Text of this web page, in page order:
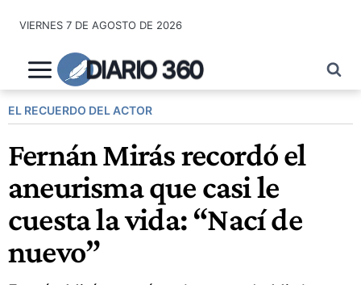
contenido
VIERNES 7 DE AGOSTO DE 2026
DIARIO 360
EL RECUERDO DEL ACTOR
Fernán Mirás recordó el
aneurisma que casi le
cuesta la vida: “Nací de
nuevo”